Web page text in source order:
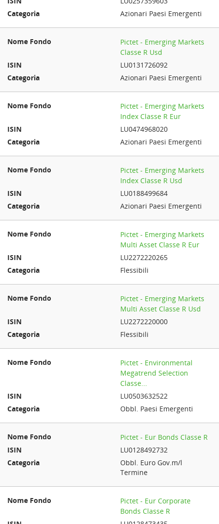
Azionari Paesi Emergenti
Pictet - Emerging Markets
Classe R Usd
LU0131726092
Azionari Paesi Emergenti
Pictet - Emerging Markets
Index Classe R Eur
LU0474968020
Azionari Paesi Emergenti
Pictet - Emerging Markets
Index Classe R Usd
LU0188499684
Azionari Paesi Emergenti
Pictet - Emerging Markets
Multi Asset Classe R Eur
LU2272220265
Flessibili
Pictet - Emerging Markets
Multi Asset Classe R Usd
LU2272220000
Flessibili
Pictet - Environmental
Megatrend Selection
Classe...
LU0503632522
Obbl. Paesi Emergenti
Pictet - Eur Bonds Classe R
LU0128492732
Obbl. Euro Gov.m/l
Termine
Pictet - Eur Corporate
Bonds Classe R